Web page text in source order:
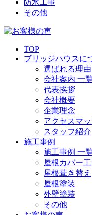
防水工事
その他
TOP
ブリッジハウスに
選ばれる理由
会社案内 一覧
代表挨拶
会社概要
企業理念
アクセスマ
スタッフ紹介
施工事例
施工事例 一覧
屋根カバー
屋根葺き替え
屋根塗装
外壁塗装
その他